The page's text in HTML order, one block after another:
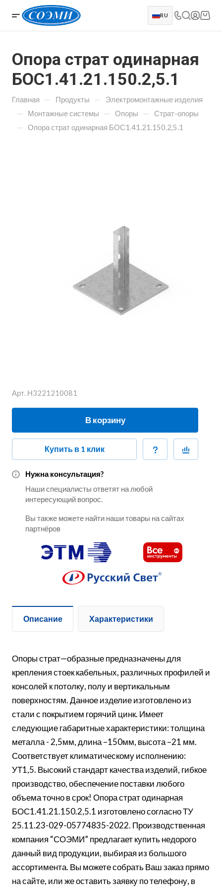
RU
Опора страт одинарная
БОС1.41.21.150.2,5.1
Главная — Продукты — Электромонтажные изделия
— Монтажные системы — Опоры — Страт-опоры
— Опора страт одинарная БОС1.41.21.150.2,5.1
Арт. Н3221210081
В корзину
Купить в 1 клик
Нужна консультация?
Наши специалисты ответят на любой
интересующий вопрос.
Вы также можете найти наши товары на сайтах
партнёров
Описание Характеристики
Опоры страт—образные предназначены для
крепления стоек кабельных, различных профилей и
консолей к потолку, полу и вертикальным
поверхностям. Данное изделие изготовлено из
стали с покрытием горячий цинк. Имеет
следующие габаритные характеристики: толщина
металла - 2,5мм, длина –150мм, высота –21 мм.
Соответствует климатическому исполнению:
УТ1,5. Высокий стандарт качества изделий, гибкое
производство, обеспечение поставки любого
объема точно в срок! Опора страт одинарная
БОС1.41.21.150.2,5.1 изготовлено согласно ТУ
25.11.23-029-05774835-2022. Производственная
компания “СОЭМИ” предлагает купить недорого
данный вид продукции, выбирая из большого
ассортимента. Вы можете собрать Ваш заказ прямо
на сайте, или же оставить заявку по телефону, в